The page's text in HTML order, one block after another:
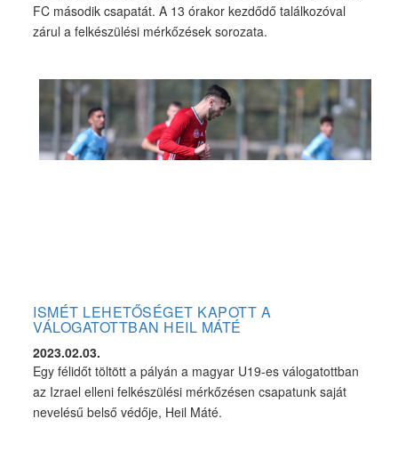
FC második csapatát. A 13 órakor kezdődő találkozóval
zárul a felkészülési mérkőzések sorozata.
ISMÉT LEHETŐSÉGET KAPOTT A
VÁLOGATOTTBAN HEIL MÁTÉ
2023.02.03.
Egy félidőt töltött a pályán a magyar U19-es válogatottban
az Izrael elleni felkészülési mérkőzésen csapatunk saját
nevelésű belső védője, Heil Máté.